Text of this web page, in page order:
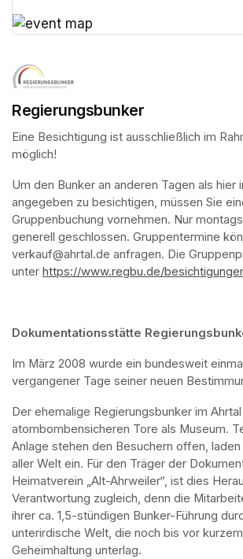
Regierungsbunker
Eine Besichtigung ist ausschließlich im
möglich!
Um den Bunker an anderen Tagen als hier
angegeben zu besichtigen, müssen Sie
Gruppenbuchung vornehmen. Nur
generell geschlossen. Gruppentermine
verkauf@ahrtal.de anfragen. Die
unter https://www.regbu.de/
Dokumentationsstätte
Im März 2008 wurde ein bundesweit
vergangener Tage seiner neuen
Der ehemalige Regierungsbunker im
atombombensicheren Tore als Museum.
Anlage stehen den Besuchern offen, laden
aller Welt ein. Für den Träger der
Heimatverein „Alt-Ahrweiler“, ist dies
Verantwortung zugleich, denn die
ihrer ca. 1,5-stündigen Bunker-Führung
unterirdische Welt, die noch bis vor
Geheimhaltung unterlag.